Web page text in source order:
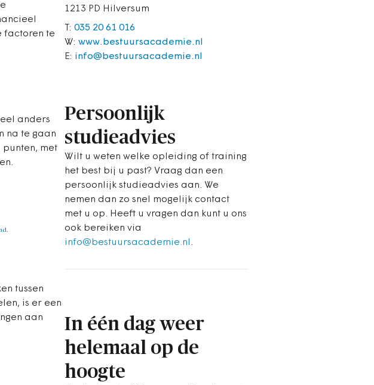
factoren te
anders
na te gaan
met
.
tussen
is er een
aan
1213 PD Hilversum
T: 035 20 61 016
W: www.bestuursacademie.nl
E: info@bestuursacademie.nl
Persoonlijk
studieadvies
Wilt u weten welke opleiding of training
het best bij u past? Vraag dan een
persoonlijk studieadvies aan. We
nemen dan zo snel mogelijk contact
met u op. Heeft u vragen dan kunt u ons
ook bereiken via
info@bestuursacademie.nl .
In één dag weer
helemaal op de
hoogte